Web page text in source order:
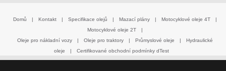
Domů | Kontakt | Specifikace olejů | Mazací plány | Motocyklové oleje 4T
|
Motocyklové oleje 2T
|
Oleje pro nákladní vozy
| Oleje pro traktory | Průmyslové oleje |
Hydraulické
oleje
| Certifikované obchodní podmínky dTest